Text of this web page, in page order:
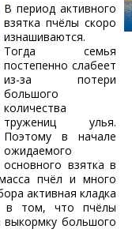
В период активного
взятка пчёлы скоро
изнашиваются.
Тогда семья
постепенно слабеет
из-за потери
большого
количества
тружениц улья.
Поэтому в начале
ожидаемого
основного взятка в
пчёл и много
активная кладка
в том, что пчёлы
большого